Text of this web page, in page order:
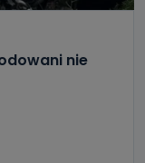
nie